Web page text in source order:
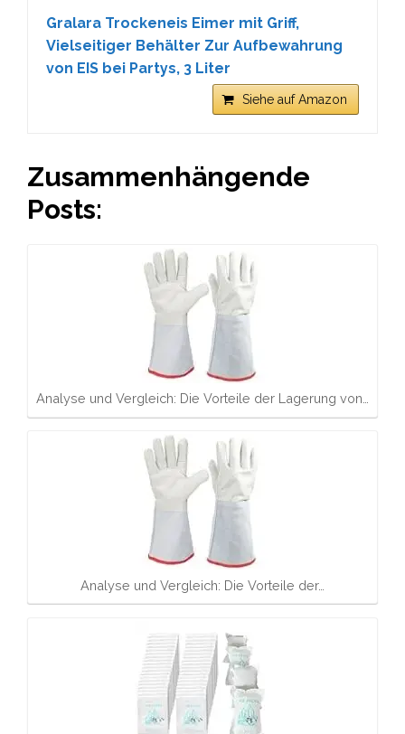
Gralara Trockeneis Eimer mit Griff,
Vielseitiger Behälter Zur Aufbewahrung
von EIS bei Partys, 3 Liter
Siehe auf Amazon
Zusammenhängende
Posts:
Analyse und Vergleich: Die Vorteile der Lagerung von…
Analyse und Vergleich: Die Vorteile der…